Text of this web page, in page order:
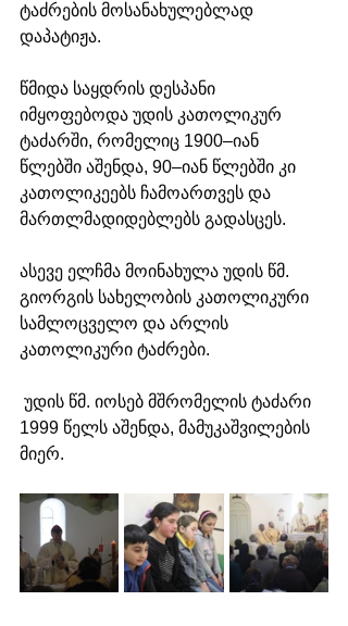
ტაძრების მოსანახულებლად
დაპატიჟა.
წმიდა საყდრის დესპანი
იმყოფებოდა უდის კათოლიკურ
ტაძარში, რომელიც 1900–იან
წლებში აშენდა, 90–იან წლებში კი
კათოლიკეებს ჩამოართვეს და
მართლმადიდებლებს გადასცეს.
ასევე ელჩმა მოინახულა უდის წმ.
გიორგის სახელობის კათოლიკური
სამლოცველო და არლის
კათოლიკური ტაძრები.
უდის წმ. იოსებ მშრომელის ტაძარი
1999 წელს აშენდა, მამუკაშვილების
მიერ.